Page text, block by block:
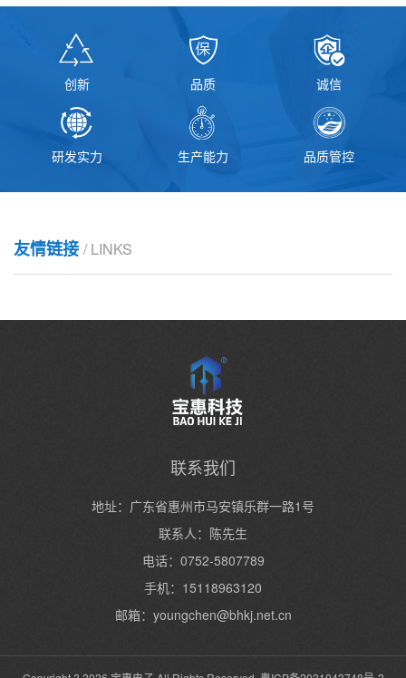
创新 品质 诚信
研发实力 生产能力 品质管控
友情链接 / LINKS
联系我们
地址：广东省惠州市马安镇乐群一路1号
联系人：陈先生
电话：0752-5807789
手机：15118963120
邮箱：youngchen@bhkj.net.cn